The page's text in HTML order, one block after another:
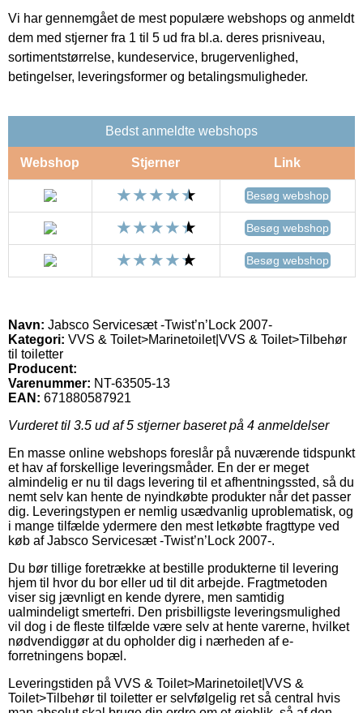
Vi har gennemgået de mest populære webshops og anmeldt
dem med stjerner fra 1 til 5 ud fra bl.a. deres prisniveau,
sortimentstørrelse, kundeservice, brugervenlighed,
betingelser, leveringsformer og betalingsmuligheder.
Bedst anmeldte webshops
Webshop Stjerner Link
Besøg webshop
Besøg webshop
Besøg webshop
Navn: Jabsco Servicesæt -Twist’n’Lock 2007-
Kategori: VVS & Toilet>Marinetoilet|VVS & Toilet>Tilbehør
til toiletter
Producent:
Varenummer: NT-63505-13
EAN: 671880587921
Vurderet til 3.5 ud af 5 stjerner baseret på 4 anmeldelser
En masse online webshops foreslår på nuværende tidspunkt
et hav af forskellige leveringsmåder. En der er meget
almindelig er nu til dags levering til et afhentningssted, så du
nemt selv kan hente de nyindkøbte produkter når det passer
dig. Leveringstypen er nemlig usædvanlig uproblematisk, og
i mange tilfælde ydermere den mest letkøbte fragttype ved
køb af Jabsco Servicesæt -Twist’n’Lock 2007-.
Du bør tillige foretrække at bestille produkterne til levering
hjem til hvor du bor eller ud til dit arbejde. Fragtmetoden
viser sig jævnligt en kende dyrere, men samtidig
ualmindeligt smertefri. Den prisbilligste leveringsmulighed
vil dog i de fleste tilfælde være selv at hente varerne, hvilket
nødvendiggør at du opholder dig i nærheden af e-
forretningens bopæl.
Leveringstiden på VVS & Toilet>Marinetoilet|VVS &
Toilet>Tilbehør til toiletter er selvfølgelig ret så central hvis